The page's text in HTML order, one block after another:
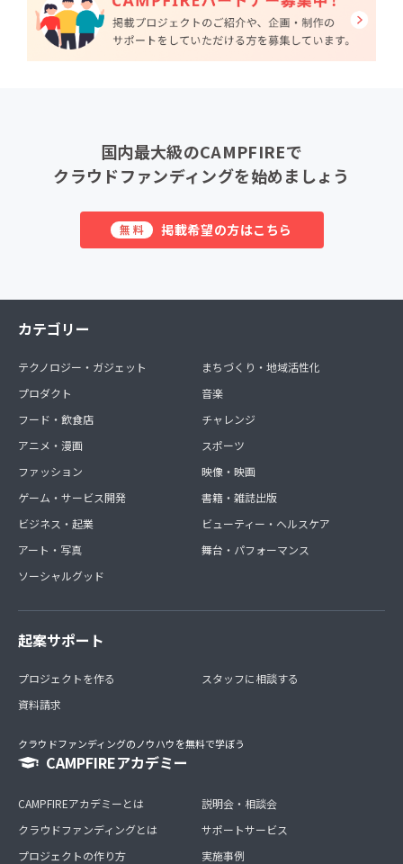
国内最大級のCAMPFIREで
クラウドファンディングを始めましょう
無料 掲載希望の方はこちら
カテゴリー
テクノロジー・ガジェット
プロダクト
フード・飲食店
アニメ・漫画
ファッション
ゲーム・サービス開発
ビジネス・起業
アート・写真
ソーシャルグッド
まちづくり・地域活性化
音楽
チャレンジ
スポーツ
映像・映画
書籍・雑誌出版
ビューティー・ヘルスケア
舞台・パフォーマンス
起案サポート
プロジェクトを作る
資料請求
スタッフに相談する
クラウドファンディングのノウハウを無料で学ぼう
CAMPFIREアカデミー
CAMPFIREアカデミーとは
クラウドファンディングとは
プロジェクトの作り方
説明会・相談会
サポートサービス
実施事例